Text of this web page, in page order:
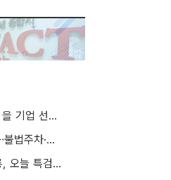
한화오션·선익시스템 등 슈퍼 을 기업 선정…200억원 규모 7년 이상 지원
폭염에 계곡 방문객 1만명대…불법주차·쓰레기는 골치
'양평고속도로 백지화' 원희룡, 오늘 특검 2차 피의자 조사